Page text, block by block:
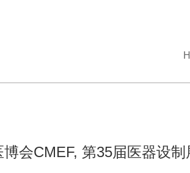
会CMEF, 第35届医器设